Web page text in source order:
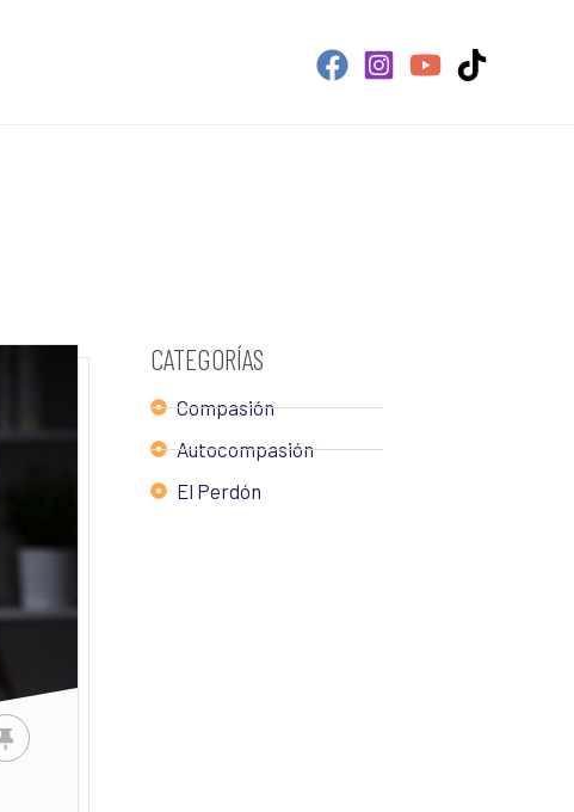
CATEGORÍAS
Compasión
Autocompasión
El Perdón